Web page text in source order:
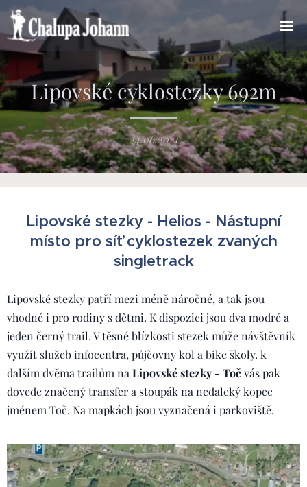
Lipovské cyklostezky 692m
24.06.2021
Lipovské stezky - Helios - Nástupní
místo pro síť cyklostezek zvaných
singletrack
Lipovské stezky patří mezi méně náročné, a tak jsou
vhodné i pro rodiny s dětmi. K dispozici jsou dva modré a
jeden černý trail. V těsné blízkosti stezek může návštěvník
využít služeb infocentra, půjčovny kol a bike školy. k
dalším dvěma trailům na Lipovské stezky - Točvás pak
dovede značený transfer a stoupák na nedaleký kopec
jménem Toč. Na mapkách jsou vyznačená i parkoviště.